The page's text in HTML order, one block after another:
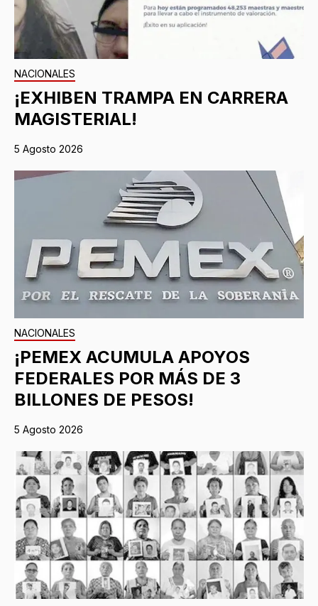
NACIONALES
¡EXHIBEN TRAMPA EN CARRERA
MAGISTERIAL!
5 Agosto 2026
NACIONALES
¡PEMEX ACUMULA APOYOS
FEDERALES POR MÁS DE 3
BILLONES DE PESOS!
5 Agosto 2026